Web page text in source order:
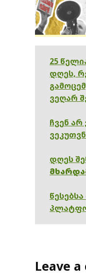
25
დღეს,
ვეღარ
ჩვენ
დღეს
Leave